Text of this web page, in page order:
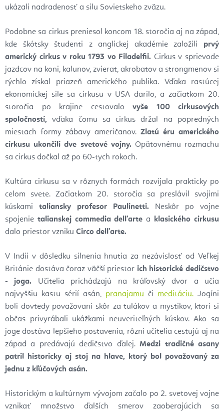
ukázali nadradenosť a silu Sovietskeho zväzu.
Podobne sa cirkus preniesol koncom 18. storočia aj na západ,
kde škótsky študenti z anglickej akadémie založili prvý
americký cirkus v roku 1793 vo Filadelfii. Cirkus v sprievode
jazdcov na koni, kalunov, zvierat, akrobatov a strongmenov si
rýchlo získal priazeň amerického publika. Vďaka rastúcej
ekonomickej sile sa cirkusu v USA darilo, a začiatkom 20.
storočia po krajine cestovalo vyše 100 cirkusových
spoločností, vďaka čomu sa cirkus držal na popredných
miestach formy zábavy američanov. Zlatú éru amerického
cirkusu ukončili dve svetové vojny. Opätovnému rozmachu
sa cirkus dočkal až po 60-tych rokoch.
Kultúra cirkusu sa v rôznych formách rozvíjala prakticky po
celom svete. Začiatkom 20. storočia sa preslávil svojimi
kúskami taliansky profesor Paulinetti. Neskôr po vojne
spojenie talianskej commedia dell’arte a klasického cirkusu
dalo priestor vzniku Circo dell’arte.
V Indii v dôsledku silnenia hnutia za nezávislosť od Veľkej
Británie dostáva čoraz väčší priestor ich historické dedičstvo
- joga. Učitelia prichádzajú na kráľovský dvor a učia
najvyššiu kastu sérií asán, pranajamu či meditáciu. Jogíni
boli dovtedy považovaní skôr za tulákov a mystikov, ktorí si
občas privyrábali ukážkami neuveriteľných kúskov. Ako sa
joge dostáva lepšieho postavenia, rôzni učitelia cestujú aj na
západ a predávajú dedičstvo ďalej.Medzi tradičné asany
patril historicky aj stoj na hlave, ktorý bol považovaný za
jednu z kľúčových asán.
Historickým a kultúrnym vývojom začalo po 2. svetovej vojne
vznikať množstvo ďalších smerov zaoberajúcich sa